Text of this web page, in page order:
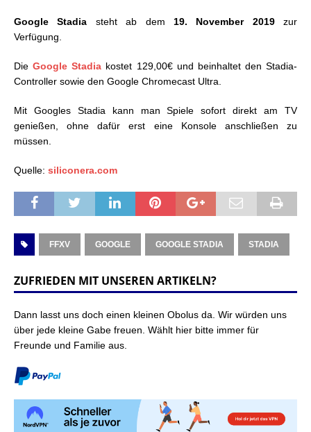
Google Stadia steht ab dem 19. November 2019zur
Verfügung.
DieGoogle Stadia kostet 129,00€ und beinhaltet den Stadia-
Controller sowie den Google Chromecast Ultra.
Mit Googles Stadia kann man Spiele sofort direkt am TV
genießen, ohne dafür erst eine Konsole anschließen zu
müssen.
Quelle: siliconera.com
FFXV GOOGLE GOOGLE STADIA STADIA
ZUFRIEDEN MIT UNSEREN ARTIKELN?
Dann lasst uns doch einen kleinen Obolus da. Wir würden uns
über jede kleine Gabe freuen. Wählt hier bitte immer für
Freunde und Familie aus.